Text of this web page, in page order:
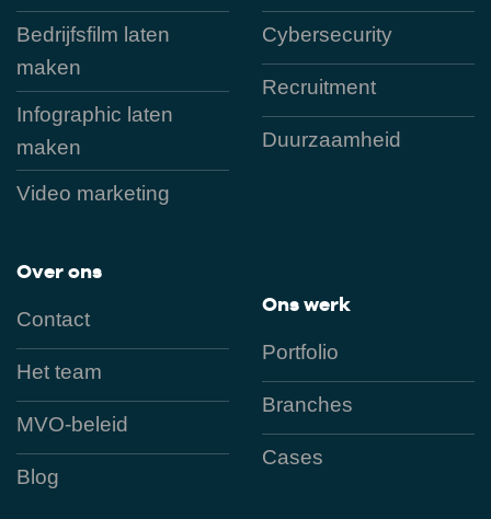
Bedrijfsfilm laten
maken
Infographic laten
maken
Video marketing
Over ons
Contact
Het team
MVO-beleid
Blog
Cybersecurity
Recruitment
Duurzaamheid
Ons werk
Portfolio
Branches
Cases